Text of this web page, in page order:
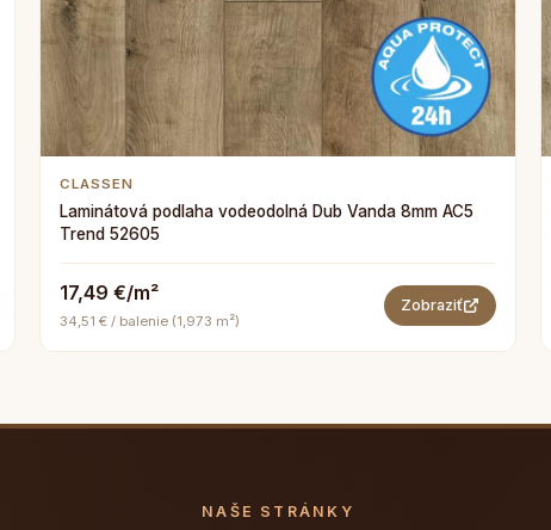
CLASSEN
Laminátová podlaha vodeodolná Dub Vanda 8mm AC5
Trend 52605
17,49 €/m²
34,51 € / balenie (1,973 m²)
Zobraziť
NAŠE STRÁNKY